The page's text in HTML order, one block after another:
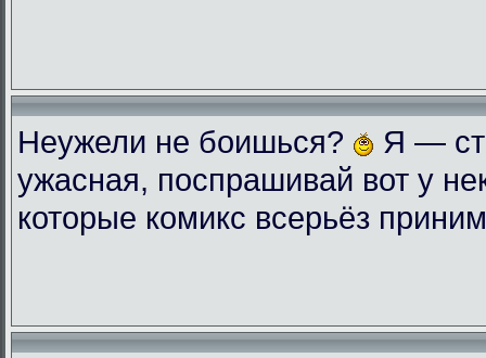
Неужели не боишься?
Я —
ужасная, поспрашивай вот у
которые комикс всерьёз